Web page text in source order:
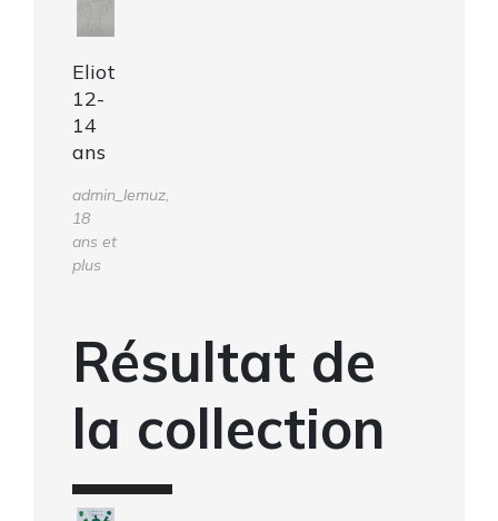
Eliot
12-
14
ans
admin_lemuz,
18
ans et
plus
Résultat de
la collection